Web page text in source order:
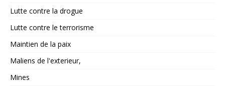
Lutte contre la drogue
Lutte contre le terrorisme
Maintien de la paix
Maliens de l'exterieur,
Mines